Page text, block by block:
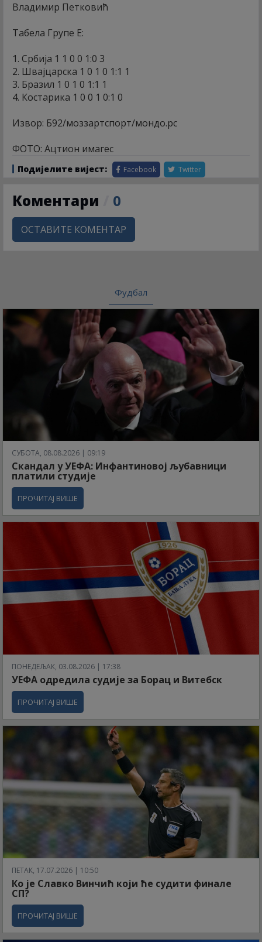
Владимир Петковић
Табела Групе Е:
1. Србија 1 1 0 0 1:0 3
2. Швајцарска 1 0 1 0 1:1 1
3. Бразил 1 0 1 0 1:1 1
4. Костарика 1 0 0 1 0:1 0
Извор: Б92/моззартспорт/мондо.рс
ФОТО: Ацтион имагес
Подијелите вијест: Facebook Twitter
Коментари 0
ОСТАВИТЕ КОМЕНТАР
Фудбал
СУБОТА, 08.08.2026 | 09:19
Скандал у УЕФА: Инфантиновој љубавници
платили студије
ПРОЧИТАЈ ВИШЕ
ПОНЕДЕЉАК, 03.08.2026 | 17:38
УЕФА одредила судије за Борац и Витебск
ПРОЧИТАЈ ВИШЕ
ПЕТАК, 17.07.2026 | 10:50
Ко је Славко Винчић који ће судити финале
СП?
ПРОЧИТАЈ ВИШЕ